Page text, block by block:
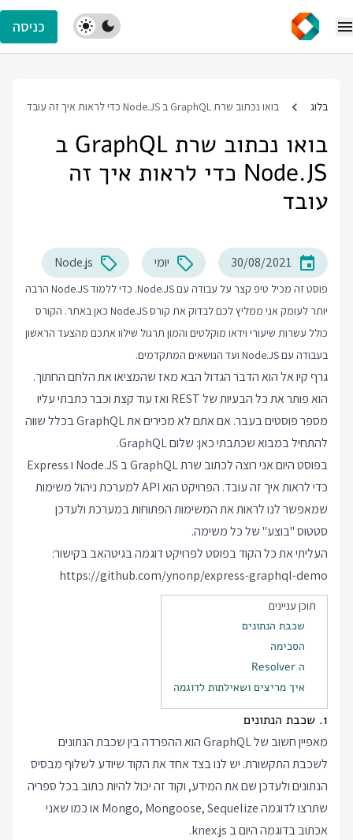
כניסה
בלוג בואו נכתוב שרת GraphQL ב Node.JS כדי לראות איך זה עובד
בואו נכתוב שרת GraphQL ב
Node.JS כדי לראות איך זה
עובד
30/08/2021 יומי Node.js
פוסט זה מכיל טיפ קצר על עבודה עם Node.JS. כדי ללמוד Node.JS הרבה
יותר לעומק אני ממליץ לכם לבדוק את קורס Node.JS
כאן באתר. הקורס
כולל עשרות שיעורי וידאו מוקלטים והמון תרגול שילוו אתכם מהצעד הראשון
בעבודה עם Node.JS ועד הנושאים המתקדמים.
גרף קיו אל הוא הדבר הגדול הבא מאז שהמציאו את הלחם החתוך.
הוא פותר את כל הבעיות של REST ואז עוד קצת וכבר כתבתי עליו
מספר פוסטים בעבר. אם אתם לא מכירים את GraphQL בכלל שווה
להתחיל במבוא שכתבתי כאן: שלום GraphQL
.
בפוסט היום אני רוצה לכתוב שרת GraphQL ב Node.JS ו Express
כדי לראות איך זה עובד. הפרויקט הוא API למערכת ניהול משימות
שמאפשר לנו לראות את המשימות הפתוחות במערכת ולעדכן
סטטוס "בוצע" של כל משימה.
העליתי את כל הקוד בפוסט לפרויקט דוגמה בגיטהאב בקישור:
https://github.com/ynonp/express-graphql-demo
תוכן עניינים
שכבת הנתונים
הסכימה
ה Resolver
איך מריצים ושאילתות לדוגמה
1. שכבת הנתונים
מאפיין חשוב של GraphQL הוא ההפרדה בין שכבת הנתונים
לשכבת התקשורת. יש לנו בצד אחד את הקוד שיודע לשלוף מבסיס
הנתונים ולעדכן שם את המידע, וקוד זה יכול להיות כתוב בכל ספריה
שתרצו לדוגמה Mongo, Mongoose, Sequelize או כמו שאני
אכתוב בדוגמה היום ב knex.js.